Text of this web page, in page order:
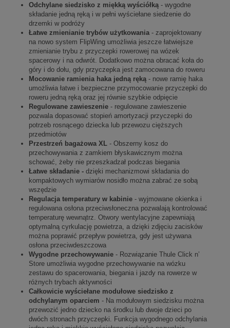
Odchylane siedzisko z miękką wyściółką - wygodne
składanie jedną ręką i w pełni wyściełane siedzenie do
drzemki w podróży
Łatwe zmienianie trybów użytkowania - zaprojektowany
na nowo system FlipWing umożliwia jeszcze łatwiejsze
zmienianie trybu z przyczepki rowerowej na wózek
spacerowy i na odwrót. Dodatkowo można obracać koła do
góry i do dołu, gdy przyczepka jest zamocowana do roweru
Mocowanie ramienia haka jedną ręką - nowe ramię haka
umożliwia łatwe i bezpieczne przymocowanie przyczepki do
roweru jedną ręką oraz jej równie szybkie odpięcie
Regulowane zawieszenie - regulowane zawieszenie
pozwala dopasować stopień amortyzacji przyczepki do
potrzeb rosnącego dziecka lub przewozu cięższych
przedmiotów
Przestrzeń bagażowa XL - Obszerny kosz do
przechowywania z zamkiem błyskawicznym można
schować, żeby nie przeszkadzał podczas biegania
Łatwe składanie - dzięki mechanizmowi składania do
kompaktowych wymiarów nosidło można zabrać ze sobą
wszędzie
Regulacja temperatury w kabinie - wyjmowane okienka i
regulowana osłona przeciwsłoneczna pozwalają kontrolować
temperaturę wewnątrz. Otwory wentylacyjne zapewniają
optymalną cyrkulację powietrza, a dzięki zdjęciu zacisków
można poprawić przepływ powietrza, gdy jest używana
osłona przeciwdeszczowa
Wygodne przechowywanie - Rozwiązanie Thule Click n’
Store umożliwia wygodne przechowywanie na wózku
zestawu do spacerowania, biegania i jazdy na rowerze w
różnych trybach aktywności
Całkowicie wyściełane modułowe siedzisko z
odchylanym oparciem - Na modułowym siedzisku można
przewozić jedno dziecko na środku lub dwoje dzieci po
dwóch stronach przyczepki. Funkcja wygodnego odchylania